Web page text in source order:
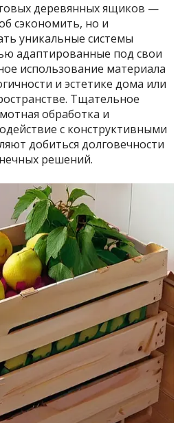
деревянных ящиков —
сэкономить, но и
уникальные системы
адаптированные под свои
использование материала
и эстетике дома или
Тщательное
обработка и
с конструктивными
добиться долговечности
решений.